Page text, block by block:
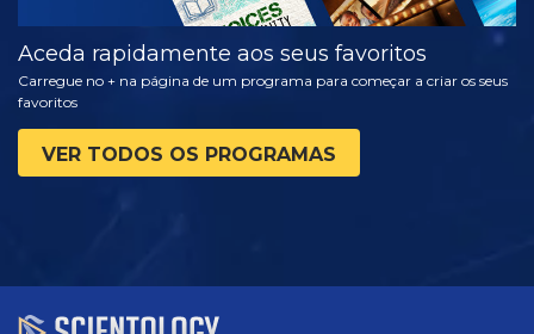
Aceda rapidamente aos seus favoritos
Carregue no + na página de um programa para começar a criar os seus
favoritos
VER TODOS OS PROGRAMAS